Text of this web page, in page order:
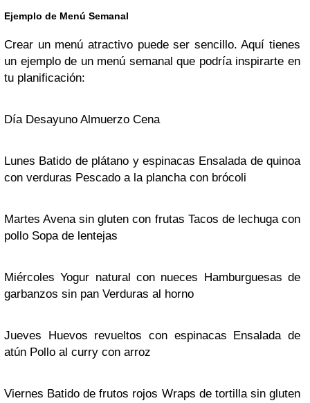
Ejemplo de Menú Semanal
Crear un menú atractivo puede ser sencillo. Aquí tienes
un ejemplo de un menú semanal que podría inspirarte en
tu planificación:
Día Desayuno Almuerzo Cena
Lunes Batido de plátano y espinacas Ensalada de quinoa
con verduras Pescado a la plancha con brócoli
Martes Avena sin gluten con frutas Tacos de lechuga con
pollo Sopa de lentejas
Miércoles Yogur natural con nueces Hamburguesas de
garbanzos sin pan Verduras al horno
Jueves Huevos revueltos con espinacas Ensalada de
atún Pollo al curry con arroz
Viernes Batido de frutos rojos Wraps de tortilla sin gluten